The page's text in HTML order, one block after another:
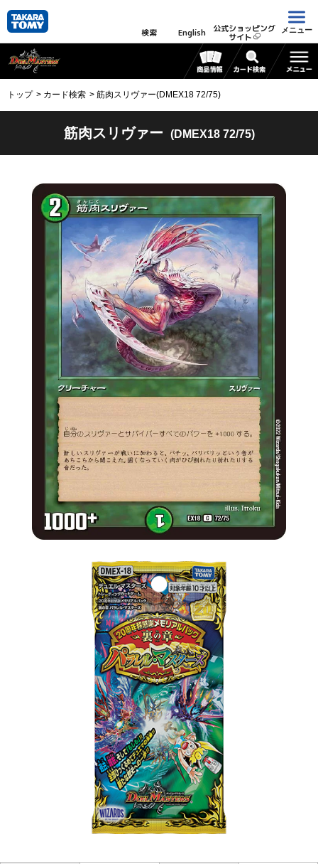
検索 English 公式ショッピング
サイト
メニュー
トップ カード検索 筋肉スリヴァー(DMEX18 72/75)
筋肉スリヴァー (DMEX18 72/75)